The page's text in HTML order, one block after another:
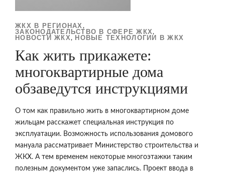
ЖКХ В РЕГИОНАХ,
ЗАКОНОДАТЕЛЬСТВО В СФЕРЕ ЖКХ,
НОВОСТИ ЖКХ, НОВЫЕ ТЕХНОЛОГИИ В ЖКХ
Как жить прикажете:
многоквартирные дома
обзаведутся инструкциями
О том как правильно жить в многоквартирном доме
жильцам расскажет специальная инструкция по
эксплуатации. Возможность использования домового
мануала рассматривает Министерство строительства и
ЖКХ. А тем временем некоторые многоэтажки таким
полезным документом уже запаслись. Проект ввода в